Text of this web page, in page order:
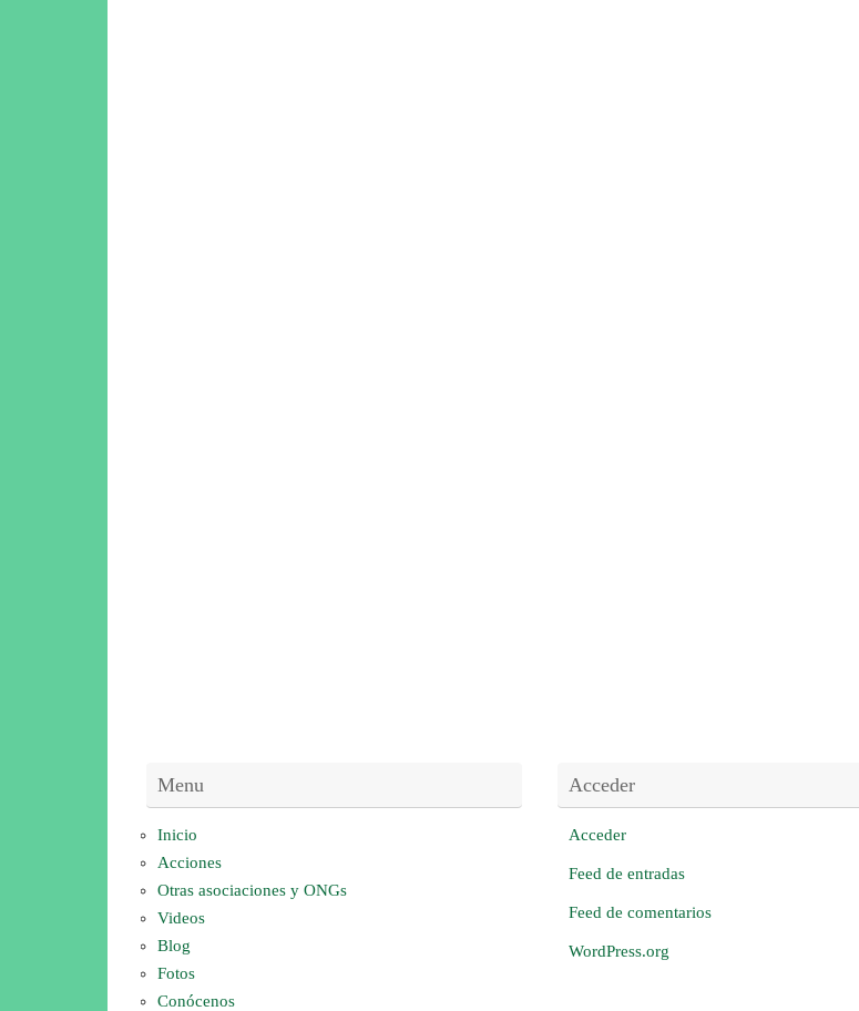
Menu
Inicio
Acciones
Otras asociaciones y ONGs
Videos
Blog
Fotos
Conócenos
Acceder
Acceder
Feed de entradas
Feed de comentarios
WordPress.org